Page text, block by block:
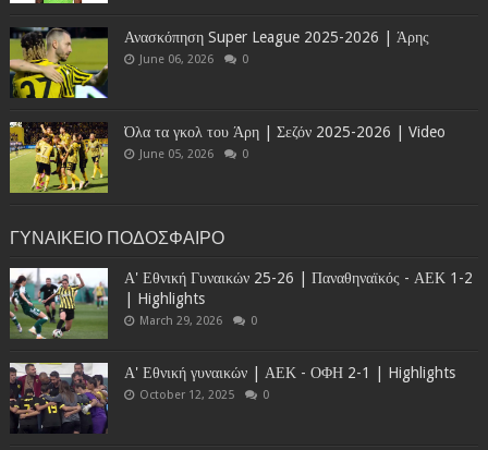
Ανασκόπηση Super League 2025-2026 | Άρης
June 06, 2026 0
Όλα τα γκολ του Άρη | Σεζόν 2025-2026 | Video
June 05, 2026 0
ΓΥΝΑΙΚΕΙΟ ΠΟΔΟΣΦΑΙΡΟ
Α' Εθνική Γυναικών 25-26 | Παναθηναϊκός - ΑΕΚ 1-2
| Highlights
March 29, 2026 0
Α' Εθνική γυναικών | ΑΕΚ - ΟΦΗ 2-1 | Highlights
October 12, 2025 0